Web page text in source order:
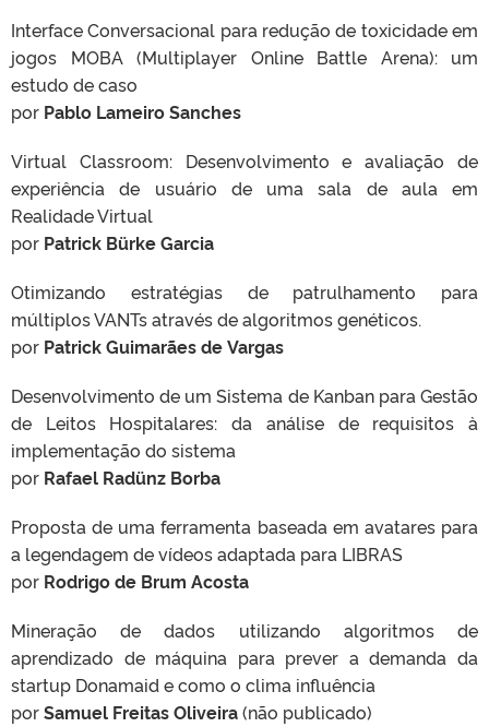
Interface Conversacional para redução de toxicidade em
jogos MOBA (Multiplayer Online Battle Arena): um
estudo de caso
por Pablo Lameiro Sanches
Virtual Classroom: Desenvolvimento e avaliação de
experiência de usuário de uma sala de aula em
Realidade Virtual
por Patrick Bürke Garcia
Otimizando estratégias de patrulhamento para
múltiplos VANTs através de algoritmos genéticos.
por Patrick Guimarães de Vargas
Desenvolvimento de um Sistema de Kanban para Gestão
de Leitos Hospitalares: da análise de requisitos à
implementação do sistema
por Rafael Radünz Borba
Proposta de uma ferramenta baseada em avatares para
a legendagem de vídeos adaptada para LIBRAS
por Rodrigo de Brum Acosta
Mineração de dados utilizando algoritmos de
aprendizado de máquina para prever a demanda da
startup Donamaid e como o clima influência
porSamuel Freitas Oliveira(não publicado)